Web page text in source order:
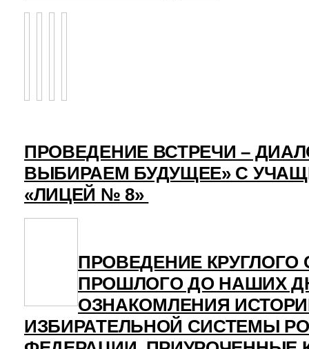
ПРОВЕДЕНИЕ ВСТРЕЧИ –
ВЫБИРАЕМ БУДУЩЕЕ» С
«ЛИЦЕЙ № 8»
ПРОВЕДЕНИЕ КРУГЛОГО
ПРОШЛОГО ДО НАШИХ
ОЗНАКОМЛЕНИЯ
ИЗБИРАТЕЛЬНОЙ СИСТЕМЫ